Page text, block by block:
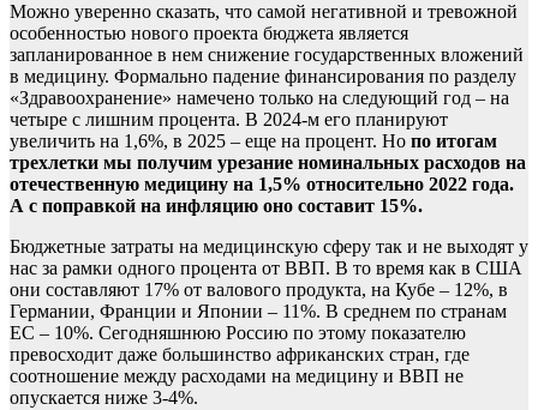
Можно уверенно сказать, что самой негативной и тревожной
особенностью нового проекта бюджета является
запланированное в нем снижение государственных вложений
в медицину. Формально падение финансирования по разделу
«Здравоохранение» намечено только на следующий год – на
четыре с лишним процента. В 2024-м его планируют
увеличить на 1,6%, в 2025 – еще на процент. Но по итогам
трехлетки мы получим урезание номинальных расходов на
отечественную медицину на 1,5% относительно 2022 года.
А с поправкой на инфляцию оно составит 15%.
Бюджетные затраты на медицинскую сферу так и не выходят у
нас за рамки одного процента от ВВП. В то время как в США
они составляют 17% от валового продукта, на Кубе – 12%, в
Германии, Франции и Японии – 11%. В среднем по странам
ЕС – 10%. Сегодняшнюю Россию по этому показателю
превосходит даже большинство африканских стран, где
соотношение между расходами на медицину и ВВП не
опускается ниже 3-4%.